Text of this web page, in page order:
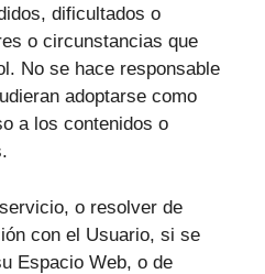
dificultados o
o circunstancias que
No se hace responsable
adoptarse como
a los contenidos o
o resolver de
con el Usuario, si se
Espacio Web, o de